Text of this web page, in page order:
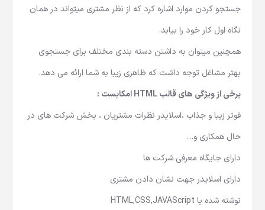
جستجو کردن موارد اشاره کرد که از نظر مشتری میتواند در همان
نگاه اول کار خود را بیابد.
همچنین میتوان به داشتن دسته بندی مختلف برای جستجوی
بهتر مشاغل توجه داشت که ظاهری زیبا به شما ارائه می دهد.
برخی از ویژگی های قالب HTML امکابست :
فوتر زیبا و جذاب ،اسلایدر نظرات مشتریان ، بخش شرکت های در
حال همکاری و…
دارای جایگاه معرفی شرکت ها
دارای اسلایدر جهت نشان دادن مشتری
نوشته شده با HTML,CSS,JAVAScript